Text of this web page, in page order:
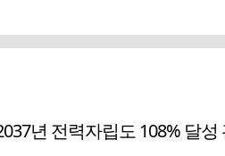
년 전력자립도 108% 달